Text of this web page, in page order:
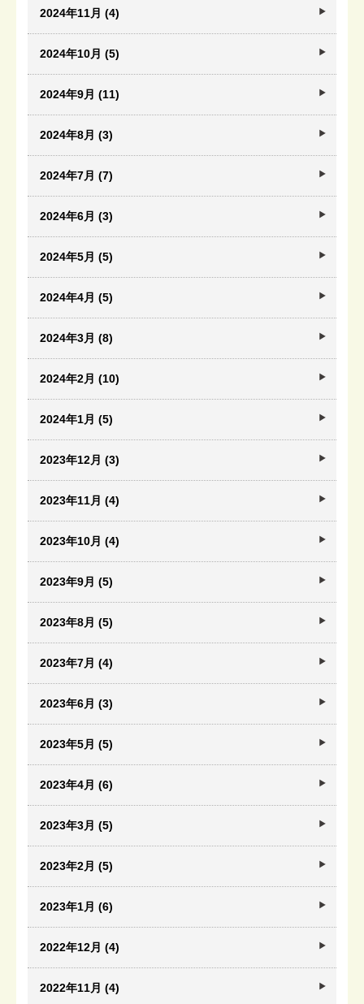
2024年11月 (4)
2024年10月 (5)
2024年9月 (11)
2024年8月 (3)
2024年7月 (7)
2024年6月 (3)
2024年5月 (5)
2024年4月 (5)
2024年3月 (8)
2024年2月 (10)
2024年1月 (5)
2023年12月 (3)
2023年11月 (4)
2023年10月 (4)
2023年9月 (5)
2023年8月 (5)
2023年7月 (4)
2023年6月 (3)
2023年5月 (5)
2023年4月 (6)
2023年3月 (5)
2023年2月 (5)
2023年1月 (6)
2022年12月 (4)
2022年11月 (4)